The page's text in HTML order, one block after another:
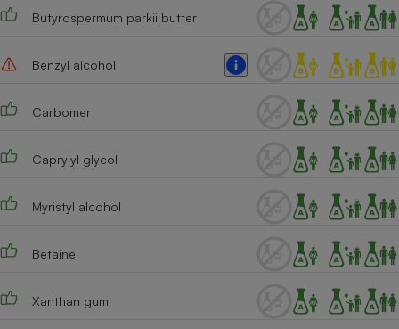
Butyrospermum parkii butter
Benzyl alcohol
Carbomer
Caprylyl glycol
Myristyl alcohol
Betaine
Xanthan gum